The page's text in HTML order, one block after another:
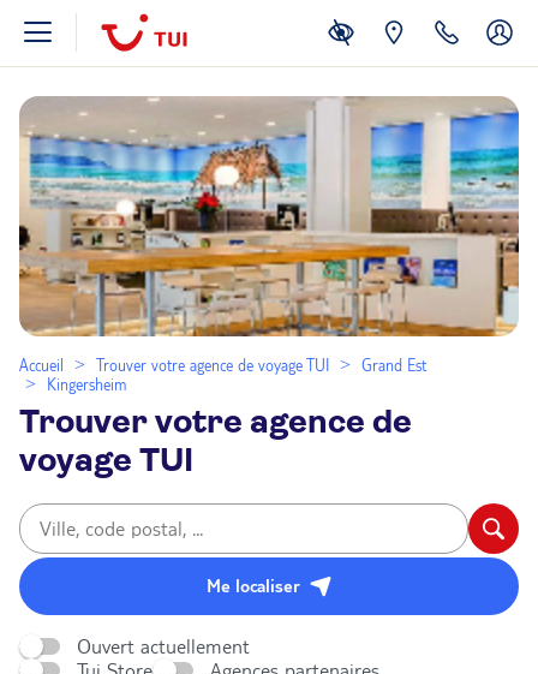
Accueil Trouver votre agence de voyage TUI
Grand Est
Kingersheim
Trouver votre agence de
voyage TUI
Me localiser
Ouvert actuellement